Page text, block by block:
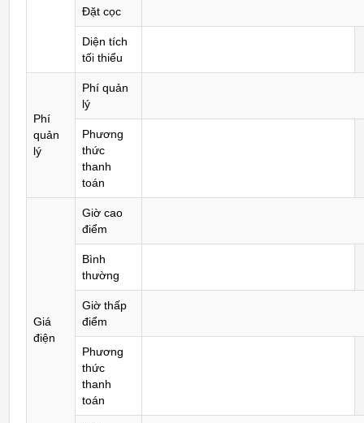
Đặt cọc
Diện tích
tối thiểu
Phí
quản
lý
Phí quản
lý
Phương
thức
thanh
toán
Giá
điện
Giờ cao
điểm
Bình
thường
Giờ thấp
điểm
Phương
thức
thanh
toán